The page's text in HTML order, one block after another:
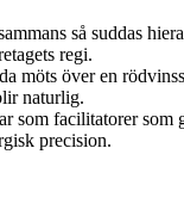
så suddas
regi.
möts över en
naturlig.
som facilitatorer som
precision.